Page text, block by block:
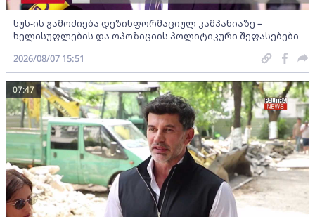
სუს-ის გამოძიება დეზინფორმაციულ კამპანიაზე –
ხელისუფლების და ოპოზიციის პოლიტიკური შეფასებები
2026/08/07 15:51
07:47